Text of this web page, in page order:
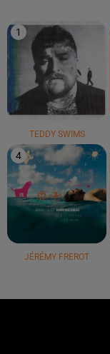
1
TEDDY SWIMS
4
JÉRÉMY FREROT